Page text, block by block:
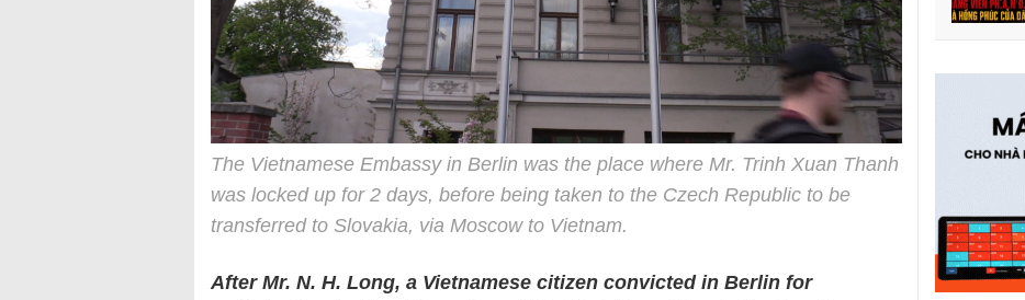
The Vietnamese Embassy in Berlin was the place where Mr. Trinh Xuan Thanh
was locked up for 2 days, before being taken to the Czech Republic to be
transferred to Slovakia, via Moscow to Vietnam.
After Mr. N. H. Long, a Vietnamese citizen convicted in Berlin for